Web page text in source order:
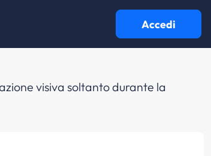
Accedi
visiva soltanto durante la